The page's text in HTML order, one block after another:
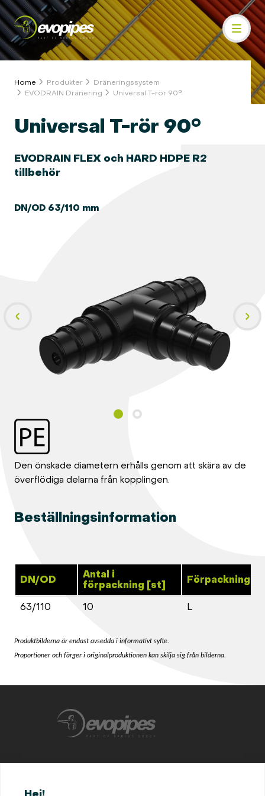
Home Produkter
Dräneringssystem
EVODRAIN Dränering
Universal T-rör 90°
Universal T-rör 90°
EVODRAIN FLEX och HARD HDPE R2
tillbehör
DN/OD 63/110 mm
Den önskade diametern erhålls genom att skära av de
överflödiga delarna från kopplingen.
Beställningsinformation
DN/OD
Antal i
förpackning [st]
63/110 10 L
Produktbilderna är endast avsedda i informativt syfte.
Proportioner och färger i originalproduktionen kan skilja sig från bilderna.